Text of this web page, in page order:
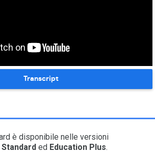
Transcript
è disponibile nelle versioni
ed Education Plus.